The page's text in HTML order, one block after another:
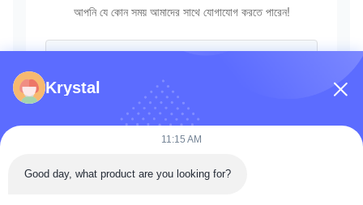
আপনি যে কোন সময় আমাদের সাথে যোগাযোগ করতে পারেন!
Krystal
11:15 AM
Good day, what product are you looking for?